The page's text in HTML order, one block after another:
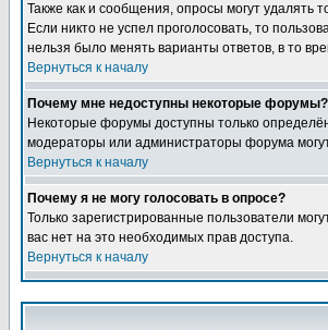
Также как и сообщения, опросы могут удалять
Если никто не успел проголосовать, то
нельзя было менять варианты ответов, в то
Вернуться к началу
Почему мне недоступны некоторые форумы?
Некоторые форумы доступны только
модераторы или администраторы форума
Вернуться к началу
Почему я не могу голосовать в опросе?
Только зарегистрированные пользователи
вас нет на это необходимых прав доступа.
Вернуться к началу